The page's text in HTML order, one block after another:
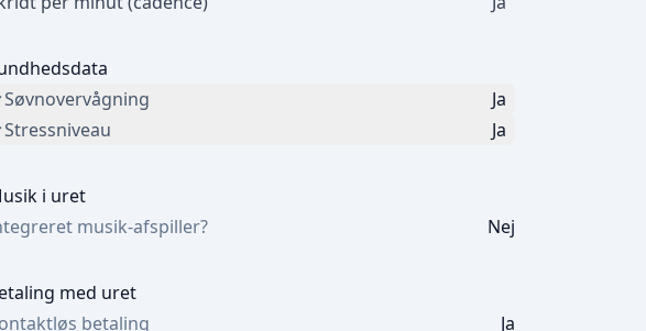
Søvnovervågning
Ja
Stressniveau
Ja
i uret
musik-afspiller?
Nej
med uret
betaling
Ja